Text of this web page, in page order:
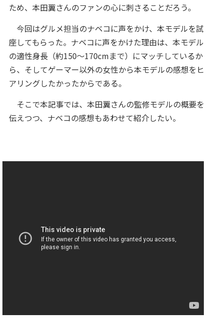
ため、本田翼さんのファンの心に刺さることだろう。
今回はグルメ担当のナベコに声をかけ、本モデルを試
座してもらった。ナベコに声をかけた理由は、本モデル
の適性身長（約150～170cmまで）にマッチしているか
ら、そしてゲーマー以外の女性から本モデルの感想をヒ
アリングしたかったからである。
そこで本記事では、本田翼さんの監修モデルの概要を
伝えつつ、ナベコの感想もあわせて紹介したい。